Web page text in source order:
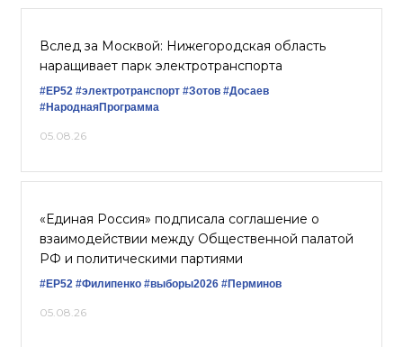
Вслед за Москвой: Нижегородская область
наращивает парк электротранспорта
#ЕР52 #электротранспорт #Зотов #Досаев
#НароднаяПрограмма
05.08.26
«Единая Россия» подписала соглашение о
взаимодействии между Общественной палатой
РФ и политическими партиями
#ЕР52 #Филипенко #выборы2026 #Перминов
05.08.26